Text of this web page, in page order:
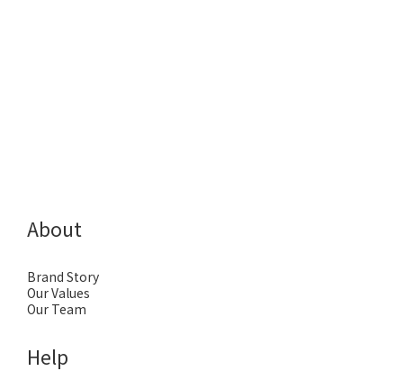
About
Brand Story
Our Values
Our Team
Help